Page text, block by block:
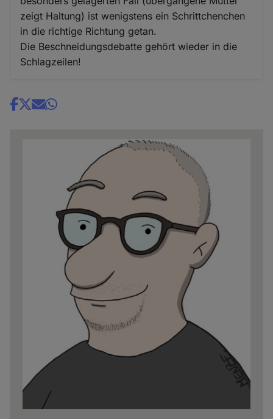
zeigt Haltung) ist wenigstens ein Schrittchenchen
in die richtige Richtung getan.
Die Beschneidungsdebatte gehört wieder in die
Schlagzeilen!
Share